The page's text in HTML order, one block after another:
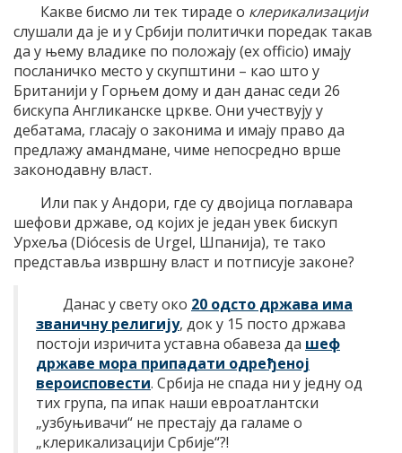
Какве бисмо ли тек тираде о клерикализацији
слушали да је и у Србији политички поредак такав
да у њему владике по положају (ех officio) имају
посланичко место у скупштини – као што у
Британији у Горњем дому и дан данас седи 26
бискупа Англиканске цркве. Они учествују у
дебатама, гласају о законима и имају право да
предлажу амандмане, чиме непосредно врше
законодавну власт.
Или пак у Андори, где су двојица поглавара
шефови државе, од којих је један увек бискуп
Урхеља (Diócesis de Urgel, Шпанија), те тако
представља извршну власт и потписује законе?
Данас у свету око 20 одсто држава има
званичну религију, док у 15 посто држава
постоји изричита уставна обавеза да шеф
државе мора припадати одређеној
вероисповести. Србија не спада ни у једну од
тих група, па ипак наши евроатлантски
„узбуњивачи“ не престају да галаме о
„клерикализацији Србије“?!